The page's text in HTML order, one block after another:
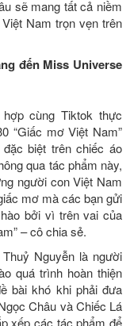
sẽ mang tất cả niềm
Nam trọn vẹn trên
đến Miss Universe
cùng Tiktok thực
“Giấc mơ Việt Nam”
biệt trên chiếc áo
qua tác phẩm này,
người con Việt Nam
mơ mà các bạn gửi
bởi vì trên vai của
– cô chia sẻ.
Nguyễn là người
quá trình hoàn thiện
bài khó khi phải đưa
Châu và Chiếc Lá
xếp các tác phẩm để